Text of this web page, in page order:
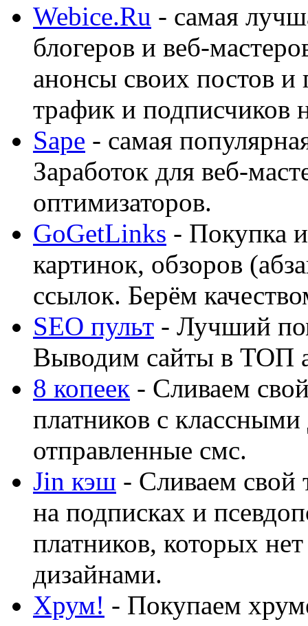
Webice.Ru - самая
блогеров и веб-
анонсы своих постов
трафик и подписчиков
Sape - самая
Заработок для веб-
оптимизаторов.
GoGetLinks - Покупка
картинок, обзоров
ссылок. Берём
SEO пульт - Лучший
Выводим сайты в ТОП
8 копеек - Сливаем
платников с
отправленные смс.
Jin кэш - Сливаем свой
на подписках и
платников, которых
дизайнами.
Хрум! - Покупаем